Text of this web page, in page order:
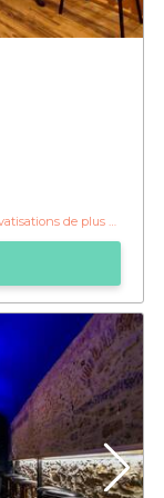
plus de 12 personnes !